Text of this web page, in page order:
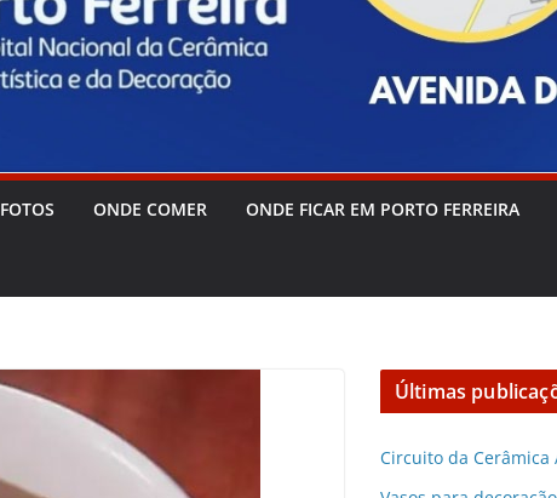
ONDE COMER ONDE FICAR EM PORTO FERREIRA
Últimas
Circuito da Cerâmica